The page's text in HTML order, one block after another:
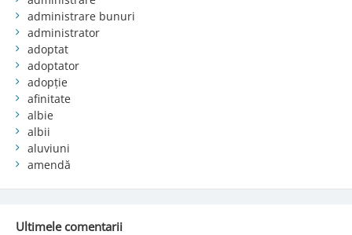
administrare bunuri
administrator
adoptat
adoptator
adopție
afinitate
albie
albii
aluviuni
amendă
Ultimele comentarii